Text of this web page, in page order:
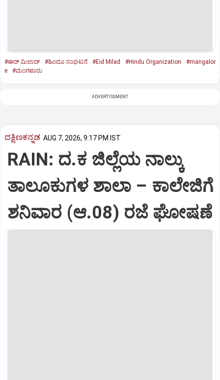
#ಈದ್‌ ಮಿಲಾದ್‌ #ಹಿಂದೂ ಸಂಘಟನೆ #Eid Milad #Hindu Organization
#mangalor
e
#ಮಂಗಳೂರು
ADVERTISEMENT
ದಕ್ಷಿಣಕನ್ನಡ AUG 7, 2026, 9:17 PM IST
RAIN: ದ.ಕ ಜಿಲ್ಲೆಯ ನಾಲ್ಕು
ತಾಲೂಕುಗಳ ಶಾಲಾ – ಕಾಲೇಜಿಗೆ
ಶನಿವಾರ (ಆ.08) ರಜೆ ಘೋಷಣೆ